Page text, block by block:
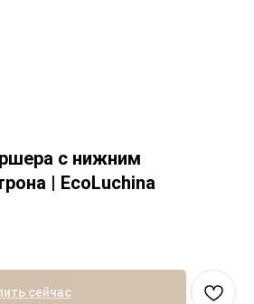
с нижним
| EcoLuchina
сейчас